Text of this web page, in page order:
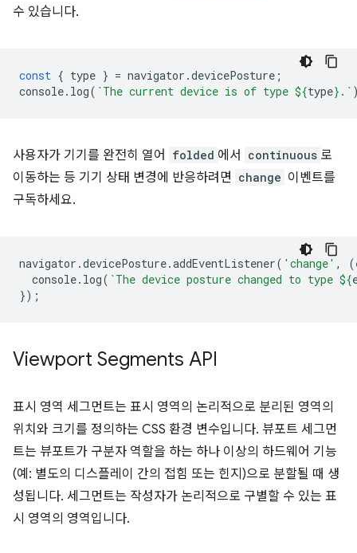
수 있습니다.
const { type } = navigator .devicePosture ;
console. log( `The current device is of type ${type} .`
사용자가 기기를 완전히 열어 folded 에서 continuous 로
이동하는 등 기기 상태 변경에 반응하려면 change 이벤트를
구독하세요.
navigator .devicePosture.addEventListener( 'change' , (
console. log( `The device posture changed to type ${
});
Viewport Segments API
표시 영역 세그먼트는 표시 영역의 논리적으로 분리된 영역의
위치와 크기를 정의하는 CSS 환경 변수입니다. 뷰포트 세그먼
트는 뷰포트가 구분자 역할을 하는 하나 이상의 하드웨어 기능
(예: 별도의 디스플레이 간의 접힘 또는 힌지)으로 분할될 때 생
성됩니다. 세그먼트는 작성자가 논리적으로 구별할 수 있는 표
시 영역의 영역입니다.